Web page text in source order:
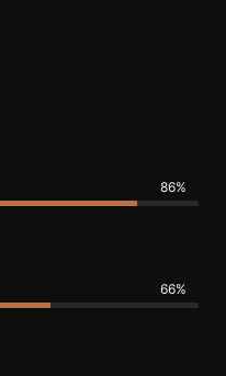
86%
66%